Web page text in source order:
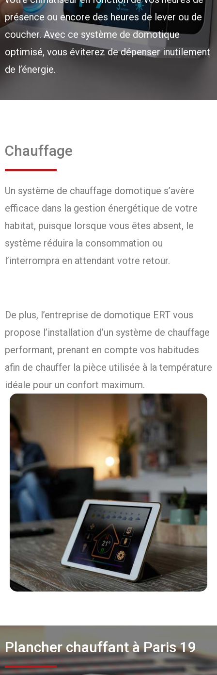
présence ou encore des heures de lever ou de
coucher. Avec ce système de domotique
optimisé, vous éviterez de dépenser inutilement
de l’énergie.
Chauffage
Un système de chauffage domotique s’avère
efficace dans la gestion énergétique de votre
habitat, puisque lorsque vous êtes absent, le
système réduira la consommation ou
l’interrompra en attendant votre retour.
De plus, l’entreprise de domotique ERT vous
propose l’installation d’un système de chauffage
performant, prenant en compte vos habitudes
afin de chauffer la pièce utilisée à la température
idéale pour un confort maximum.
Plancher chauffant à Paris 19